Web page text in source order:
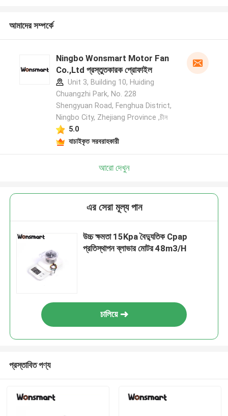
আমাদের সম্পর্কে
Ningbo Wonsmart Motor Fan
Co.,Ltd প্রস্তুতকারক প্রোফাইল
Unit 3, Building 10, Huiding
Chuangzhi Park, No. 228
Shengyuan Road, Fenghua District,
Ningbo City, Zhejiang Province ,চীন
5.0
যাচাইকৃত সরবরাহকারী
আরো দেখুন
এর সেরা মূল্য পান
উচ্চ ক্ষমতা 15Kpa বৈদ্যুতিক Cpap
প্রতিস্থাপন ব্লাভার মোটর 48m3/H
চালিয়ে
প্রস্তাবিত পণ্য